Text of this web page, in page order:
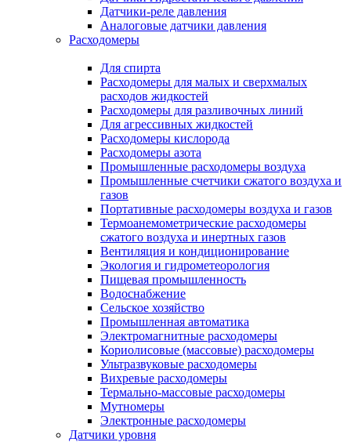
Датчики-реле давления
Аналоговые датчики давления
Расходомеры
Для спирта
Расходомеры для малых и сверхмалых
расходов жидкостей
Расходомеры для разливочных линий
Для агрессивных жидкостей
Расходомеры кислорода
Расходомеры азота
Промышленные расходомеры воздуха
Промышленные счетчики сжатого воздуха и
газов
Портативные расходомеры воздуха и газов
Термоанемометрические расходомеры
сжатого воздуха и инертных газов
Вентиляция и кондиционирование
Экология и гидрометеорология
Пищевая промышленность
Водоснабжение
Сельское хозяйство
Промышленная автоматика
Электромагнитные расходомеры
Кориолисовые (массовые) расходомеры
Ультразвуковые расходомеры
Вихревые расходомеры
Термально-массовые расходомеры
Мутномеры
Электронные расходомеры
Датчики уровня